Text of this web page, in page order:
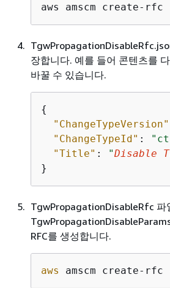
aws amscm create-
장합니다. 예를 들어 콘텐츠를
바꿀 수 있습니다.
{
"ChangeTypeVersion"
"ChangeTypeId" :
"Title" : "Disable
}
TgwPropagationDisableRfc 파
RFC를 생성합니다.
aws amscm create-